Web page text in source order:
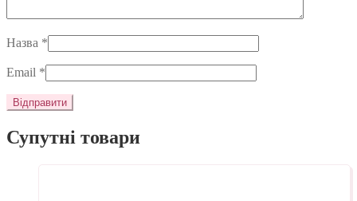
Назва *
Email *
Супутні товари